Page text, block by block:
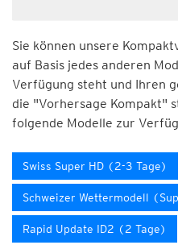
Sie können unsere
auf Basis jedes anderen
Verfügung steht und Ihren
die "Vorhersage Kompakt"
folgende Modelle zur
Swiss Super HD (2-3 Tage)
Schweizer Wettermodell
Rapid Update ID2 (2 Tage)